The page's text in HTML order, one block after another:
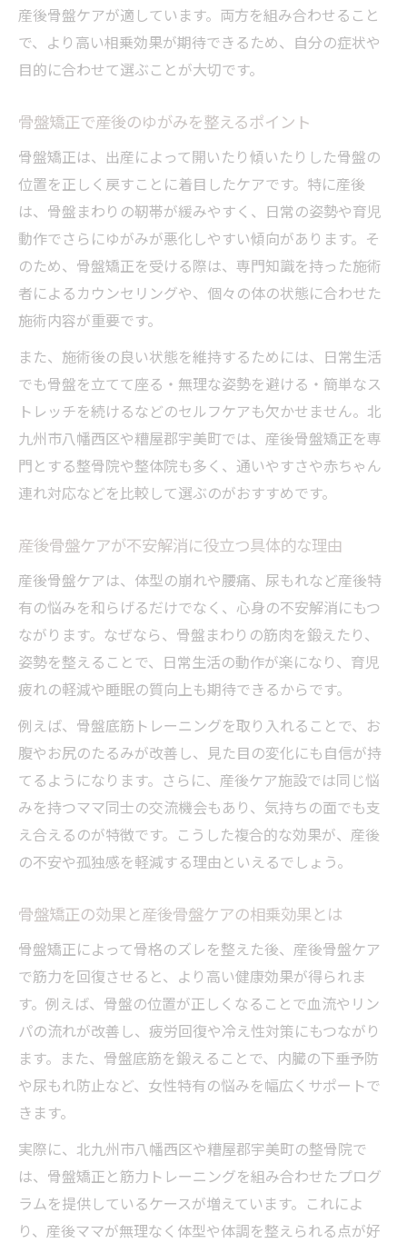
産後骨盤ケアが適しています。両方を組み合わせること
で、より高い相乗効果が期待できるため、自分の症状や
目的に合わせて選ぶことが大切です。
骨盤矯正で産後のゆがみを整えるポイント
骨盤矯正は、出産によって開いたり傾いたりした骨盤の
位置を正しく戻すことに着目したケアです。特に産後
は、骨盤まわりの靭帯が緩みやすく、日常の姿勢や育児
動作でさらにゆがみが悪化しやすい傾向があります。そ
のため、骨盤矯正を受ける際は、専門知識を持った施術
者によるカウンセリングや、個々の体の状態に合わせた
施術内容が重要です。
また、施術後の良い状態を維持するためには、日常生活
でも骨盤を立てて座る・無理な姿勢を避ける・簡単なス
トレッチを続けるなどのセルフケアも欠かせません。北
九州市八幡西区や糟屋郡宇美町では、産後骨盤矯正を専
門とする整骨院や整体院も多く、通いやすさや赤ちゃん
連れ対応などを比較して選ぶのがおすすめです。
産後骨盤ケアが不安解消に役立つ具体的な理由
産後骨盤ケアは、体型の崩れや腰痛、尿もれなど産後特
有の悩みを和らげるだけでなく、心身の不安解消にもつ
ながります。なぜなら、骨盤まわりの筋肉を鍛えたり、
姿勢を整えることで、日常生活の動作が楽になり、育児
疲れの軽減や睡眠の質向上も期待できるからです。
例えば、骨盤底筋トレーニングを取り入れることで、お
腹やお尻のたるみが改善し、見た目の変化にも自信が持
てるようになります。さらに、産後ケア施設では同じ悩
みを持つママ同士の交流機会もあり、気持ちの面でも支
え合えるのが特徴です。こうした複合的な効果が、産後
の不安や孤独感を軽減する理由といえるでしょう。
骨盤矯正の効果と産後骨盤ケアの相乗効果とは
骨盤矯正によって骨格のズレを整えた後、産後骨盤ケア
で筋力を回復させると、より高い健康効果が得られま
す。例えば、骨盤の位置が正しくなることで血流やリン
パの流れが改善し、疲労回復や冷え性対策にもつながり
ます。また、骨盤底筋を鍛えることで、内臓の下垂予防
や尿もれ防止など、女性特有の悩みを幅広くサポートで
きます。
実際に、北九州市八幡西区や糟屋郡宇美町の整骨院で
は、骨盤矯正と筋力トレーニングを組み合わせたプログ
ラムを提供しているケースが増えています。これによ
り、産後ママが無理なく体型や体調を整えられる点が好